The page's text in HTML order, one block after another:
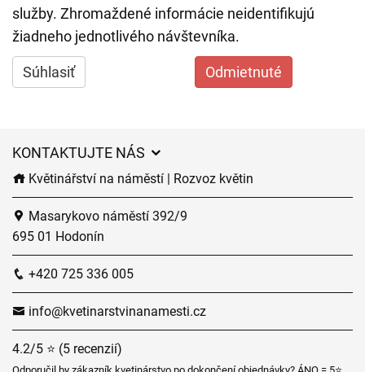
služby. Zhromaždené informácie neidentifikujú
žiadneho jednotlivého návštevníka.
Súhlasiť Odmietnuté
KONTAKTUJTE NÁS
Květinářství na náměstí | Rozvoz květin
Masarykovo náměstí 392/9
695 01 Hodonín
+420 725 336 005
info@kvetinarstvinanamesti.cz
4.2/5 ⭐ (5 recenzií)